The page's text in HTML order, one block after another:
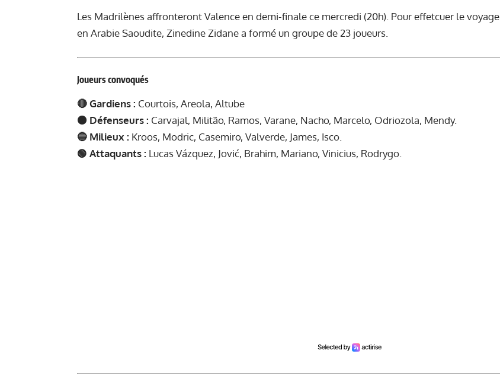
Les Madrilènes affronteront Valence en demi-finale ce mercredi (20h). Pour effetcuer le voyage
en Arabie Saoudite, Zinedine Zidane a formé un groupe de 23 joueurs.
Joueurs convoqués
🔴 Gardiens : Courtois, Areola, Altube
🟠 Défenseurs : Carvajal, Militão, Ramos, Varane, Nacho, Marcelo, Odriozola, Mendy.
🔵 Milieux : Kroos, Modric, Casemiro, Valverde, James, Isco.
🟢 Attaquants : Lucas Vázquez, Jović, Brahim, Mariano, Vinicius, Rodrygo.